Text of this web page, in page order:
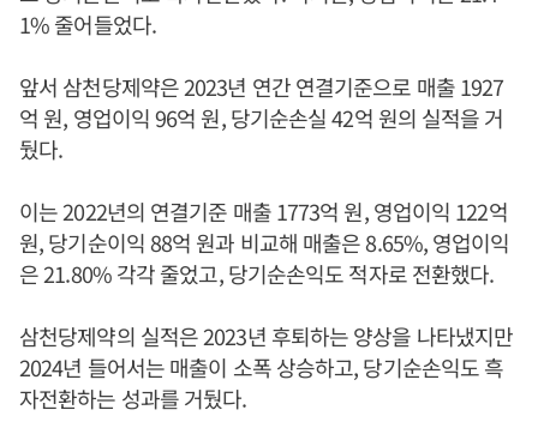
1% 줄어들었다.
앞서 삼천당제약은 2023년 연간 연결기준으로 매출 1927
억 원, 영업이익 96억 원, 당기순손실 42억 원의 실적을 거
뒀다.
이는 2022년의 연결기준 매출 1773억 원, 영업이익 122억
원, 당기순이익 88억 원과 비교해 매출은 8.65%, 영업이익
은 21.80% 각각 줄었고, 당기순손익도 적자로 전환했다.
삼천당제약의 실적은 2023년 후퇴하는 양상을 나타냈지만
2024년 들어서는 매출이 소폭 상승하고, 당기순손익도 흑
자전환하는 성과를 거뒀다.